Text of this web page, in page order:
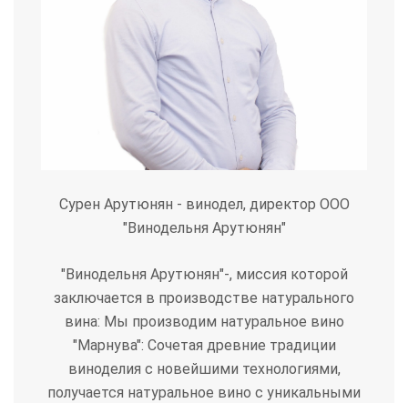
Сурен Арутюнян - винодел, директор ООО
"Винодельня Арутюнян"
"Винодельня Арутюнян"-, миссия которой
заключается в производстве натурального
вина: Мы производим натуральное вино
"Марнува": Сочетая древние традиции
виноделия с новейшими технологиями,
получается натуральное вино с уникальными